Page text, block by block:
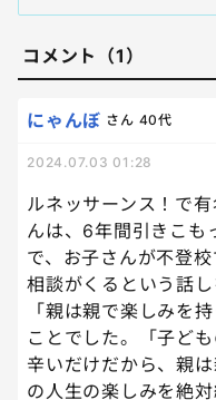
コメント（1）
にゃんぼ さん 40代
2024.07.03 01:28
ルネッサーンス！で
んは、6年間引きこも
で、お子さんが不登
相談がくるという話
「親は親で楽しみを
ことでした。「子ど
辛いだけだから、親
の人生の楽しみを絶